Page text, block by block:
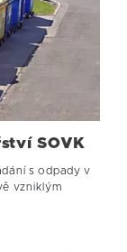
SOVK
s odpady v
vzniklým